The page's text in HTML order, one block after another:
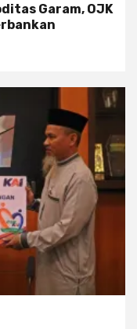
Garam, OJK